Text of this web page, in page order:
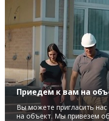
Приедем к вам на
Вы можете пригласить нас
на объект. Мы привезем